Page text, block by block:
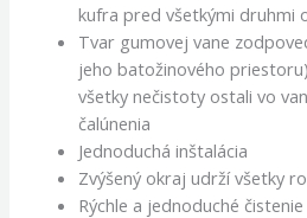
kufra pred všetkými druhmi
Tvar gumovej vane
jeho batožinového
všetky nečistoty ostali vo
čalúnenia
Jednoduchá inštalácia
Zvýšený okraj udrží všetky
Rýchle a jednoduché čistenie